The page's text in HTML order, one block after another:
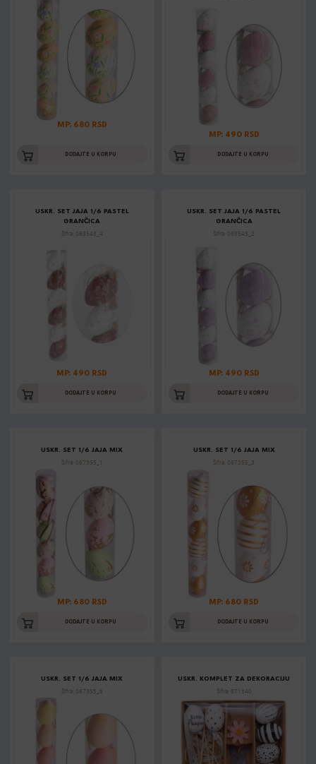
MP: 680 RSD
DODAJTE U KORPU
MP: 490 RSD
DODAJTE U KORPU
USKR. SET JAJA 1/6 PASTEL
GRANČICA
Šifra: 068543_4
MP: 490 RSD
DODAJTE U KORPU
USKR. SET JAJA 1/6 PASTEL
GRANČICA
Šifra: 068543_2
MP: 490 RSD
DODAJTE U KORPU
USKR. SET 1/6 JAJA MIX
Šifra: 067355_1
MP: 680 RSD
DODAJTE U KORPU
USKR. SET 1/6 JAJA MIX
Šifra: 067355_3
MP: 680 RSD
DODAJTE U KORPU
USKR. SET 1/6 JAJA MIX
Šifra: 067355_6
USKR. KOMPLET ZA DEKORACIJU
Šifra: 671340